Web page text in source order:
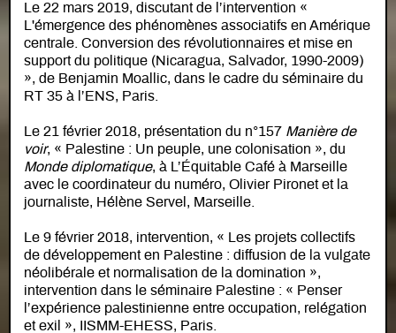
Le 22 mars 2019, discutant de l’intervention «
L'émergence des phénomènes associatifs en Amérique
centrale. Conversion des révolutionnaires et mise en
support du politique (Nicaragua, Salvador, 1990-2009)
», de Benjamin Moallic, dans le cadre du séminaire du
RT 35 à l’ENS, Paris.
Le 21 février 2018, présentation du n°157 Manière de
voir, « Palestine : Un peuple, une colonisation », du
Monde diplomatique, à L’Équitable Café à Marseille
avec le coordinateur du numéro, Olivier Pironet et la
journaliste, Hélène Servel, Marseille.
Le 9 février 2018, intervention, « Les projets collectifs
de développement en Palestine : diffusion de la vulgate
néolibérale et normalisation de la domination »,
intervention dans le séminaire Palestine : « Penser
l’expérience palestinienne entre occupation, relégation
et exil », IISMM-EHESS, Paris.